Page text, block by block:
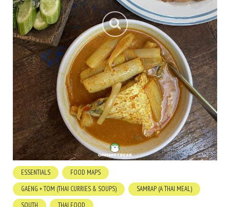
ESSENTIALS
FOOD MAPS
GAENG + TOM (THAI CURRIES & SOUPS)
SAMRAP (A THAI MEAL)
SOUTH
THAI FOOD